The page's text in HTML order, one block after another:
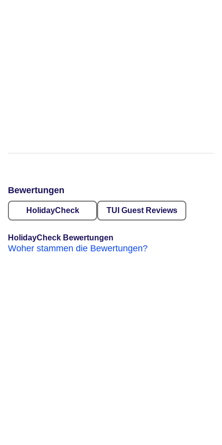
Bewertungen
HolidayCheck TUI Guest Reviews
HolidayCheck Bewertungen
Woher stammen die Bewertungen?